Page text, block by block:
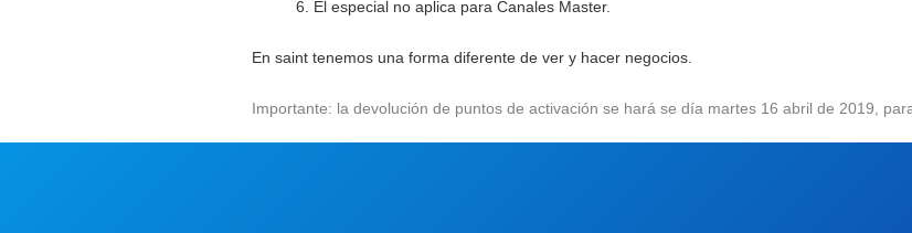
6. El especial no aplica para Canales Master.
En saint tenemos una forma diferente de ver y hacer negocios.
Importante: la devolución de puntos de activación se hará se día martes 16 abril de 2019,